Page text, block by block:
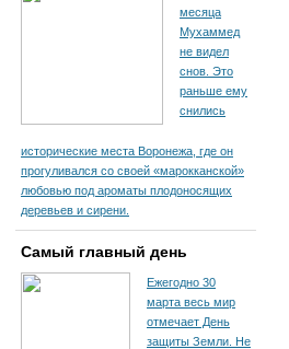
месяца
Мухаммед
не видел
снов. Это
раньше ему
снились
исторические места Воронежа, где он
прогуливался со своей «марокканской»
любовью под ароматы плодоносящих
деревьев и сирени.
Самый главный день
Ежегодно 30
марта весь мир
отмечает День
защиты Земли. Не